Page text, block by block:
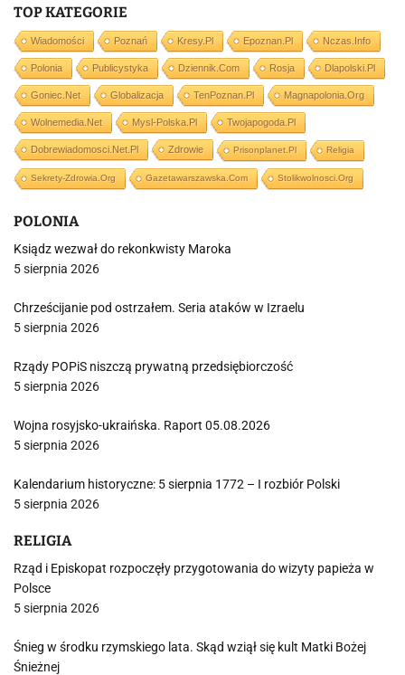
TOP KATEGORIE
Wiadomości Poznań Kresy.pl Epoznan.pl Nczas.info
Polonia Publicystyka Dziennik.com Rosja Dlapolski.pl
Goniec.net Globalizacja TenPoznan.pl Magnapolonia.org
Wolnemedia.net Mysl-Polska.pl Twojapogoda.pl
Dobrewiadomosci.net.pl Zdrowie Prisonplanet.pl Religia
Sekrety-Zdrowia.org Gazetawarszawska.com Stolikwolnosci.org
POLONIA
Ksiądz wezwał do rekonkwisty Maroka
5 sierpnia 2026
Chrześcijanie pod ostrzałem. Seria ataków w Izraelu
5 sierpnia 2026
Rządy POPiS niszczą prywatną przedsiębiorczość
5 sierpnia 2026
Wojna rosyjsko-ukraińska. Raport 05.08.2026
5 sierpnia 2026
Kalendarium historyczne: 5 sierpnia 1772 – I rozbiór Polski
5 sierpnia 2026
RELIGIA
Rząd i Episkopat rozpoczęły przygotowania do wizyty papieża w
Polsce
5 sierpnia 2026
Śnieg w środku rzymskiego lata. Skąd wziął się kult Matki Bożej
Śnieżnej